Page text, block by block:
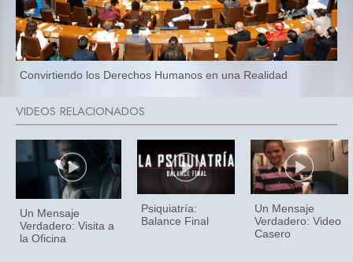
Convirtiendo los Derechos Humanos en una Realidad
Un Mensaje
Verdadero: Visita a
la Oficina
Psiquiatría:
Balance Final
Un Mensaje
Verdadero: Video
Casero